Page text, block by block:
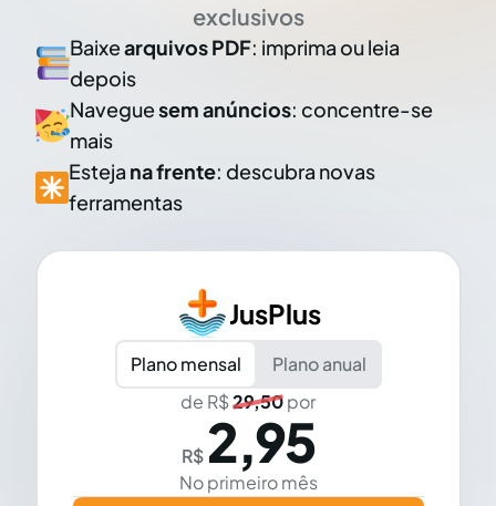
exclusivos
Baixearquivos PDF: imprima ou leia
depois
Naveguesem anúncios: concentre-se
mais
Esteja na frente: descubra novas
ferramentas
JusPlus
Plano mensal
Plano anual
de R$29,50por
R$ 2,95
No primeiro mês